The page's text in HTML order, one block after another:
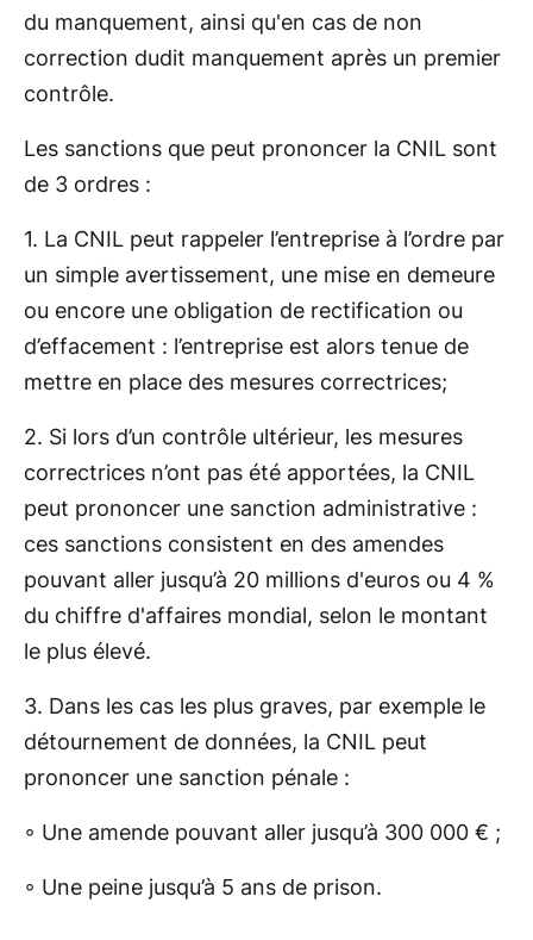
du manquement, ainsi qu'en cas de non
correction dudit manquement après un premier
contrôle.
Les sanctions que peut prononcer la CNIL sont
de 3 ordres :
1. La CNIL peut rappeler l’entreprise à l’ordre par
un simple avertissement, une mise en demeure
ou encore une obligation de rectification ou
d’effacement : l’entreprise est alors tenue de
mettre en place des mesures correctrices;
2. Si lors d’un contrôle ultérieur, les mesures
correctrices n’ont pas été apportées, la CNIL
peut prononcer une sanction administrative :
ces sanctions consistent en des amendes
pouvant aller jusqu’à 20 millions d'euros ou 4 %
du chiffre d'affaires mondial, selon le montant
le plus élevé.
3. Dans les cas les plus graves, par exemple le
détournement de données, la CNIL peut
prononcer une sanction pénale :
◦ Une amende pouvant aller jusqu’à 300 000 € ;
◦ Une peine jusqu’à 5 ans de prison.